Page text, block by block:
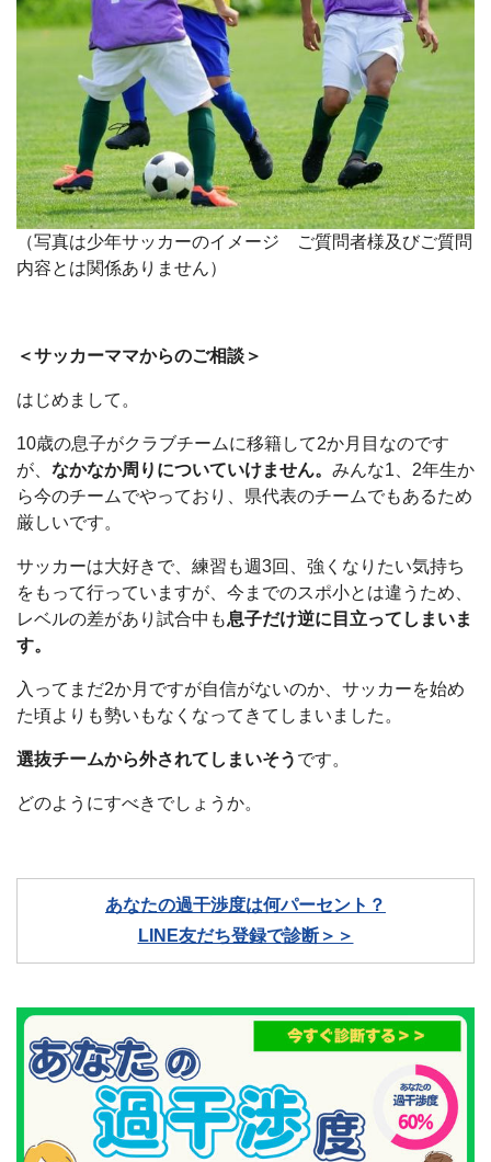
（写真は少年サッカーのイメージ ご質問者様及びご質問
内容とは関係ありません）
＜サッカーママからのご相談＞
はじめまして。
10歳の息子がクラブチームに移籍して2か月目なのです
が、 なかなか周りについていけません。 みんな1、2年生か
ら今のチームでやっており、県代表のチームでもあるため
厳しいです。
サッカーは大好きで、練習も週3回、強くなりたい気持ち
をもって行っていますが、今までのスポ小とは違うため、
レベルの差があり試合中も息子だけ逆に目立ってしまいま
す。
入ってまだ2か月ですが自信がないのか、サッカーを始め
た頃よりも勢いもなくなってきてしまいました。
選抜チームから外されてしまいそう です。
どのようにすべきでしょうか。
あなたの過干渉度は何パーセント？
LINE友だち登録で診断＞＞